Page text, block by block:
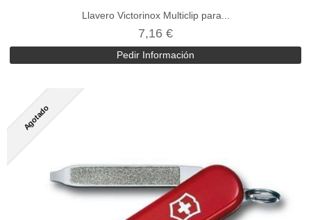
Llavero Victorinox Multiclip para...
7,16 €
Pedir Información
Agotado